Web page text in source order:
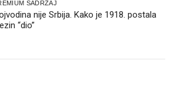
SADRŽAJ
nije Srbija. Kako je 1918. postala
“dio”